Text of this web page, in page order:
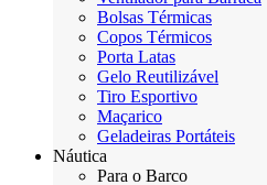
Bolsas Térmicas
Copos Térmicos
Porta Latas
Gelo Reutilizável
Tiro Esportivo
Maçarico
Geladeiras Portáteis
Náutica
Para o Barco